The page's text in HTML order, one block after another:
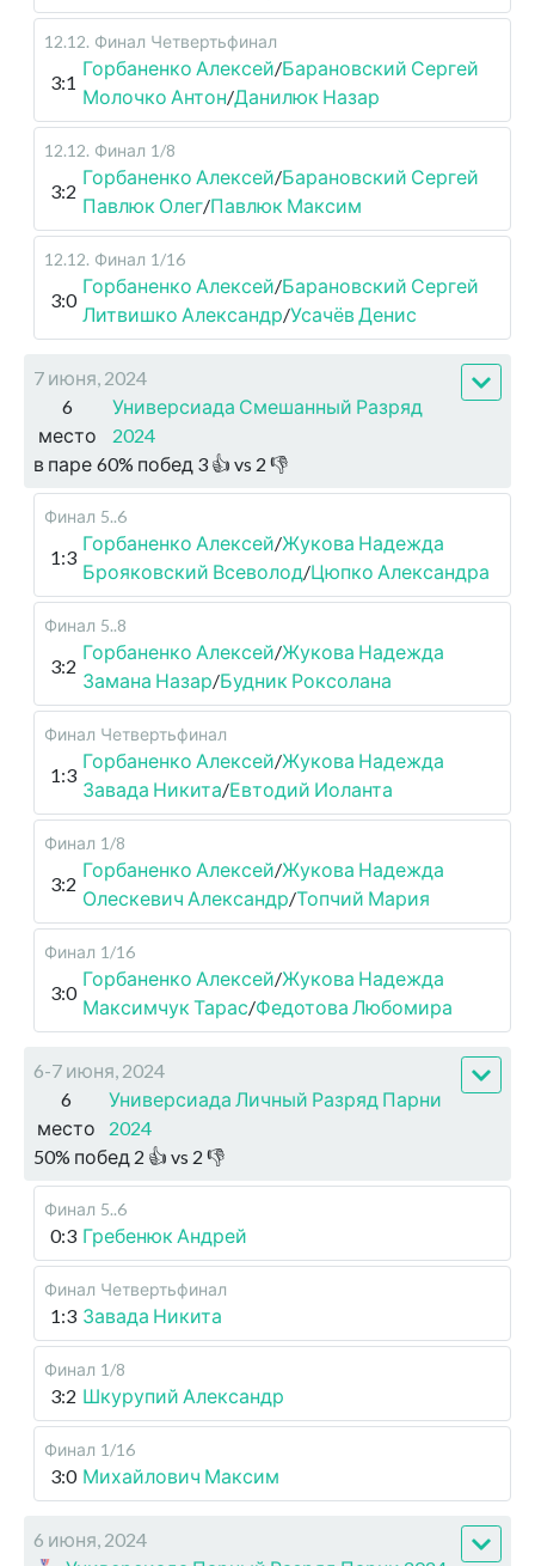
12.12. Финал Четвертьфинал
3:1
Горбаненко Алексей/Барановский Сергей
Молочко Антон/Данилюк Назар
12.12. Финал 1/8
3:2
Горбаненко Алексей/Барановский Сергей
Павлюк Олег/Павлюк Максим
12.12. Финал 1/16
3:0
Горбаненко Алексей/Барановский Сергей
Литвишко Александр/Усачёв Денис
7 июня, 2024
6
место
Универсиада Смешанный Разряд
2024
в паре 60% побед 3 👍 vs 2 👎
Финал 5..6
1:3
Горбаненко Алексей/Жукова Надежда
Брояковский Всеволод/Цюпко Александра
Финал 5..8
3:2
Горбаненко Алексей/Жукова Надежда
Замана Назар/Будник Роксолана
Финал Четвертьфинал
1:3
Горбаненко Алексей/Жукова Надежда
Завада Никита/Евтодий Иоланта
Финал 1/8
3:2
Горбаненко Алексей/Жукова Надежда
Олескевич Александр/Топчий Мария
Финал 1/16
3:0
Горбаненко Алексей/Жукова Надежда
Максимчук Тарас/Федотова Любомира
6-7 июня, 2024
6
место
Универсиада Личный Разряд Парни
2024
50% побед 2 👍 vs 2 👎
Финал 5..6
0:3 Гребенюк Андрей
Финал Четвертьфинал
1:3 Завада Никита
Финал 1/8
3:2 Шкурупий Александр
Финал 1/16
3:0 Михайлович Максим
6 июня, 2024